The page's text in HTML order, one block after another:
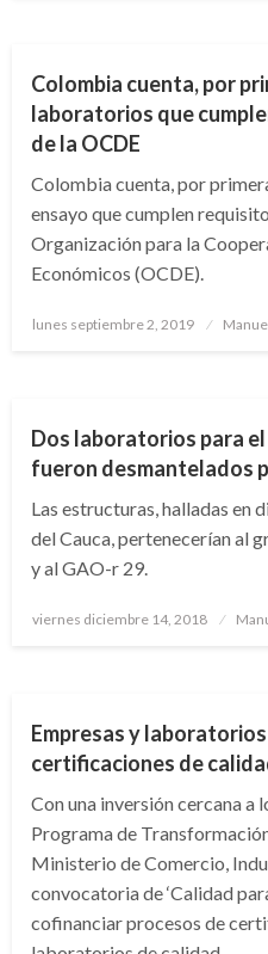
Colombia cuenta, por
laboratorios que
de la OCDE
Colombia cuenta, por
ensayo que cumplen
Organización para la
Económicos (OCDE).
Publicado
lunes septiembre 2, 2019
Dos laboratorios para
fueron desmantelados
Las estructuras, halladas en
del Cauca, pertenecerían al
y al GAO-r 29.
Publicado
viernes diciembre 14, 2018
Empresas y
certificaciones de
Con una inversión cercana a
Programa de
Ministerio de Comercio,
convocatoria de ‘Calidad
cofinanciar procesos de